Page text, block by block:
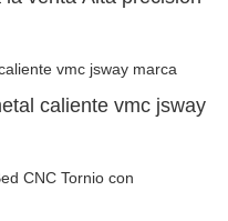
caliente vmc jsway